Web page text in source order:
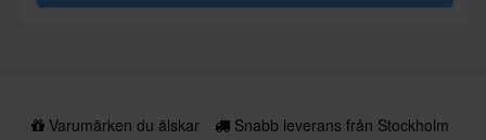
Varumärken du älskar
Snabb leverans från Stockholm